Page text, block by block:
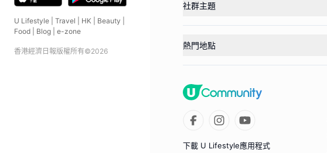
U Lifestyle Travel HK Beauty
Food
Blog e-zone
香港經濟日報版權所有©2026
社群主題
熱門地點
下載 U Lifestyle應用程式